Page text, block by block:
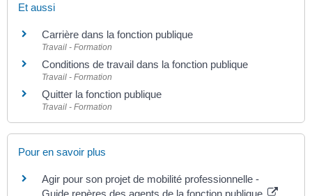
Et aussi
Carrière dans la fonction publique
Travail - Formation
Conditions de travail dans la fonction publique
Travail - Formation
Quitter la fonction publique
Travail - Formation
Pour en savoir plus
Agir pour son projet de mobilité professionnelle -
Guide repères des agents de la fonction publique